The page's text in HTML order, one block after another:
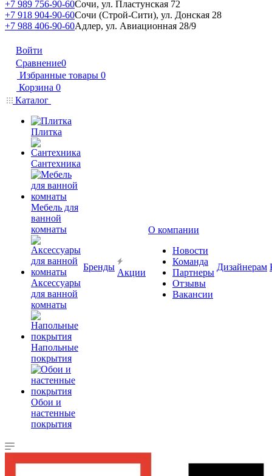
+7 989 756-90-60Сочи, ул. Пластунская 72
+7 918 904-90-60Сочи (Строй-Сити), ул. Донская 28
+7 988 406-90-60Адлер, ул. Авиационная 28/9
Войти
Сравнение0
Избранные товары 0
Корзина 0
Каталог
Плитка
Сантехника
Мебель для
ванной
комнаты
Аксессуары
для ванной
комнаты
Напольные
покрытия
Обои и
настенные
покрытия
Бренды
Акции
О компании
Новости
Команда
Партнеры
Отзывы
Вакансии
Дизайнерам